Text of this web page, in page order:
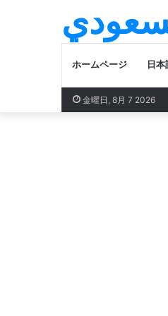
ホームページ 日本
金曜日, 8月 7 2026